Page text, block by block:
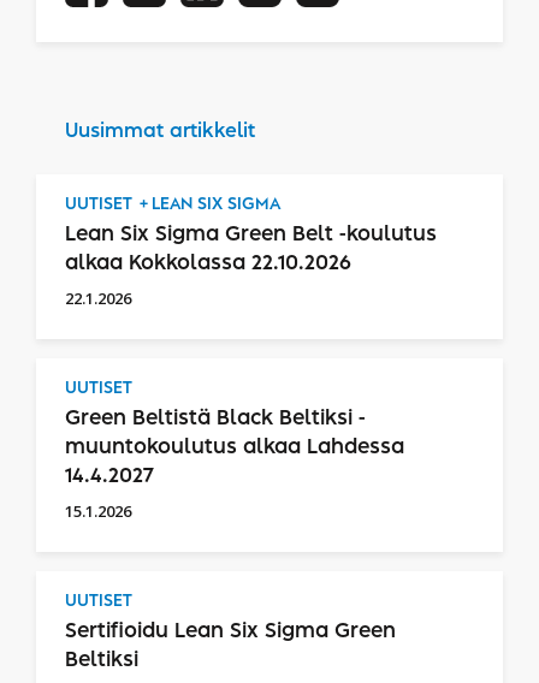
Uusimmat artikkelit
UUTISET LEAN SIX SIGMA
Lean Six Sigma Green Belt -koulutus
alkaa Kokkolassa 22.10.2026
22.1.2026
UUTISET
Green Beltistä Black Beltiksi -
muuntokoulutus alkaa Lahdessa
14.4.2027
15.1.2026
UUTISET
Sertifioidu Lean Six Sigma Green
Beltiksi